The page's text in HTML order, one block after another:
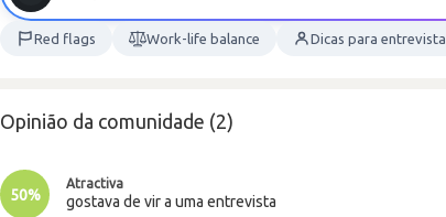
Red flags Work-life balance Dicas para entrevista
Opinião da comunidade (2)
50%
Atractiva
gostava de vir a uma entrevista